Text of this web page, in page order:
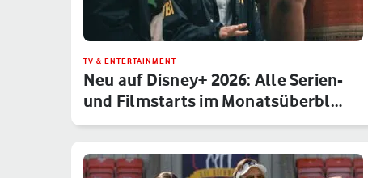
TV & ENTERTAINMENT
Neu auf Disney+ 2026: Alle Serien-
und Filmstarts im Monatsüberbl…